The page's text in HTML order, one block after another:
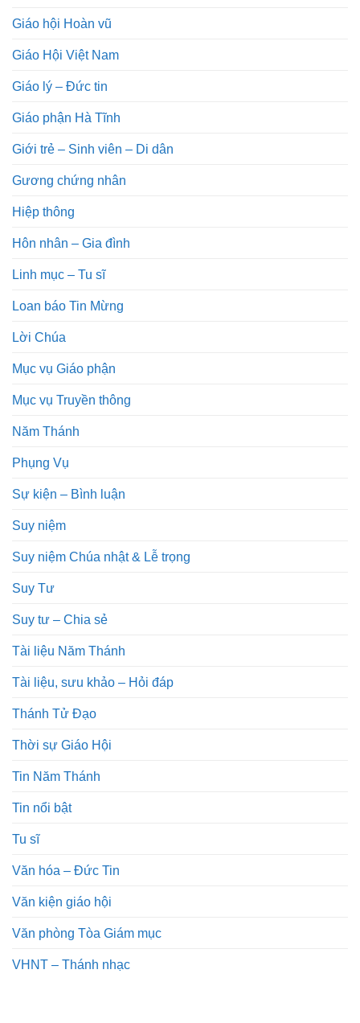
Giáo hội Hoàn vũ
Giáo Hội Việt Nam
Giáo lý – Đức tin
Giáo phận Hà Tĩnh
Giới trẻ – Sinh viên – Di dân
Gương chứng nhân
Hiệp thông
Hôn nhân – Gia đình
Linh mục – Tu sĩ
Loan báo Tin Mừng
Lời Chúa
Mục vụ Giáo phận
Mục vụ Truyền thông
Năm Thánh
Phụng Vụ
Sự kiện – Bình luận
Suy niệm
Suy niệm Chúa nhật & Lễ trọng
Suy Tư
Suy tư – Chia sẻ
Tài liệu Năm Thánh
Tài liệu, sưu khảo – Hỏi đáp
Thánh Tử Đạo
Thời sự Giáo Hội
Tin Năm Thánh
Tin nổi bật
Tu sĩ
Văn hóa – Đức Tin
Văn kiện giáo hội
Văn phòng Tòa Giám mục
VHNT – Thánh nhạc